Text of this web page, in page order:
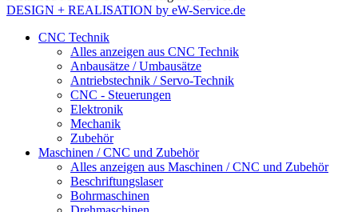
DESIGN + REALISATION by eW-Service.de
CNC Technik
Alles anzeigen aus CNC Technik
Anbausätze / Umbausätze
Antriebstechnik / Servo-Technik
CNC - Steuerungen
Elektronik
Mechanik
Zubehör
Maschinen / CNC und Zubehör
Alles anzeigen aus Maschinen / CNC und Zubehör
Beschriftungslaser
Bohrmaschinen